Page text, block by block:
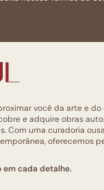
você da arte e do
e adquire obras
Com uma curadoria
oferecemos
cada detalhe.